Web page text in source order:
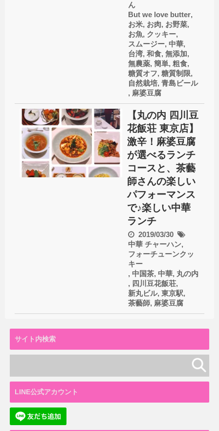
ん
But we love butter,
お米, お肉, お野菜,
お魚, クッキー,
スムージー, 中華,
台湾, 和食, 無添加,
無農薬, 簡単, 粗食,
糖質オフ, 糖質制限,
自然栽培, 青島ビール
, 麻婆豆腐
【丸の内 四川豆
花飯荘 東京店】
激辛！麻婆豆腐
が選べるランチ
コースと、茶藝
師さんの楽しい
パフォーマンス
で♪楽しい中華
ランチ
2019/03/30
中華 チャーハン,
フォーチューンクッ
キー
, 中国茶, 中華, 丸の内
, 四川豆花飯荘,
新丸ビル, 東京駅,
茶藝師, 麻婆豆腐
サイト内検索
LINE公式アカウント